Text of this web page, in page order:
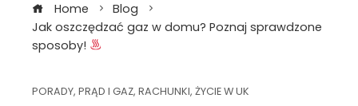
Home
Blog
Jak oszczędzać gaz w domu? Poznaj sprawdzone
sposoby!
PORADY, PRĄD I GAZ, RACHUNKI, ŻYCIE W UK